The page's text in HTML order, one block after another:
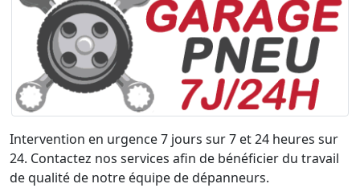
Intervention en urgence 7 jours sur 7 et 24 heures sur
24. Contactez nos services afin de bénéficier du travail
de qualité de notre équipe de dépanneurs.